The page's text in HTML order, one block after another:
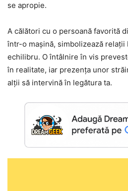
se apropie.
A călători cu o persoană favorită
într-o mașină, simbolizează relații
echilibru. O întâlnire în vis
în realitate, iar prezența unor
alții să intervină în legătura ta.